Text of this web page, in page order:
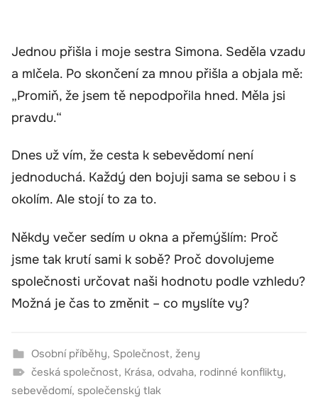
Jednou přišla i moje sestra Simona. Seděla vzadu
a mlčela. Po skončení za mnou přišla a objala mě:
„Promiň, že jsem tě nepodpořila hned. Měla jsi
pravdu.“
Dnes už vím, že cesta k sebevědomí není
jednoduchá. Každý den bojuji sama se sebou i s
okolím. Ale stojí to za to.
Někdy večer sedím u okna a přemýšlím: Proč
jsme tak krutí sami k sobě? Proč dovolujeme
společnosti určovat naši hodnotu podle vzhledu?
Možná je čas to změnit – co myslíte vy?
Osobní příběhy, Společnost, ženy
česká společnost, Krása, odvaha, rodinné konflikty,
sebevědomí, společenský tlak